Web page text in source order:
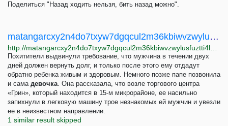
Поделиться "Назад ходить нельзя, бить назад можно".
matangarcxy2n4do7txyw7dgqcul2m36kbiwvzwylusfuztti4l6ljad.onion | Новость - Похищение в...
Похитители выдвинули требование, что мужчина в течении двух
дней должен вернуть долг, и только после этого ему отдадут
обратно ребенка живым и здоровым. Немного позже папе позвонила
и сама девочка. Она рассказала, что возле торгового центра
«Грин», который находится в 15-м микрорайоне, ее насильно
запихнули в легковую машину трое незнакомых ей мужчин и увезли
ее в неизвестном направлении.
1 similar result skipped